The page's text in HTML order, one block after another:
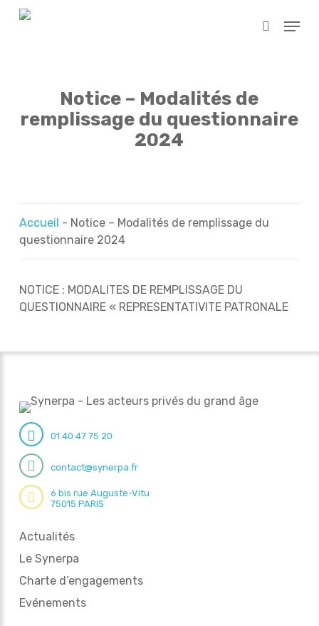
Skip
search
Menu
Notice – Modalités de
remplissage du questionnaire
2024
Accueil - Notice – Modalités de remplissage du
questionnaire 2024
NOTICE : MODALITES DE REMPLISSAGE DU
QUESTIONNAIRE « REPRESENTATIVITE PATRONALE
01 40 47 75 20
contact@synerpa.fr
6 bis rue Auguste-Vitu
75015 PARIS
Actualités
Le Synerpa
Charte d’engagements
Evénements